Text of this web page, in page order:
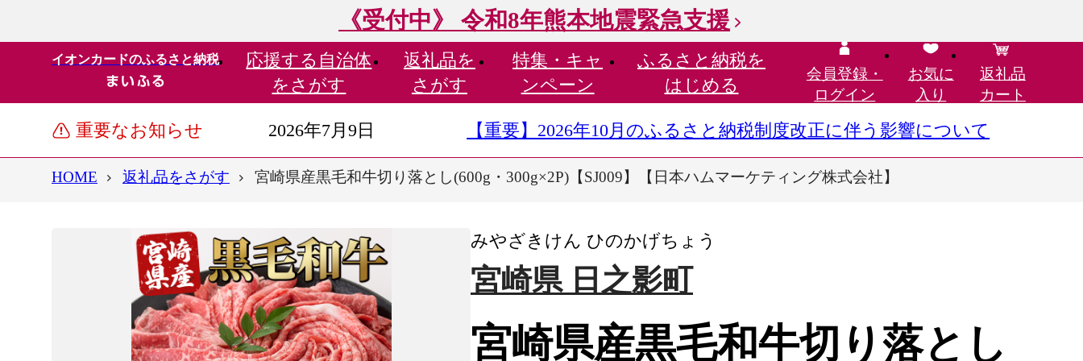
《受付中》 令和8年熊本地震緊急支援
イオンカードのふるさと納税 応援する 自治体
をさがす
返礼品を
さがす
特集・ キャ
ンペーン
ふるさと納税を
はじめる
会員登録・
ログイン
お気に
入り
返礼品
カート
重要なお知らせ 2026年7月9日 【重要】2026年10月のふるさと納税制度改正に伴う影響について
HOME 返礼品をさがす 宮崎県産黒毛和牛切り落とし(600g・300g×2P)【SJ009】【日本ハムマーケティング株式会社】
みやざきけん ひのかげちょう
宮崎県 日之影町
宮崎県産黒毛和牛切り落とし